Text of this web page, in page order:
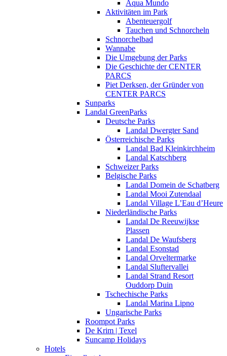
Aqua Mundo
Aktivitäten im Park
Abenteuergolf
Tauchen und Schnorcheln
Schnorchelbad
Wannabe
Die Umgebung der Parks
Die Geschichte der CENTER
PARCS
Piet Derksen, der Gründer von
CENTER PARCS
Sunparks
Landal GreenParks
Deutsche Parks
Landal Dwergter Sand
Österreichische Parks
Landal Bad Kleinkirchheim
Landal Katschberg
Schweizer Parks
Belgische Parks
Landal Domein de Schatberg
Landal Mooi Zutendaal
Landal Village L’Eau d’Heure
Niederländische Parks
Landal De Reeuwijkse
Plassen
Landal De Waufsberg
Landal Esonstad
Landal Orveltermarke
Landal Sluftervallei
Landal Strand Resort
Ouddorp Duin
Tschechische Parks
Landal Marina Lipno
Ungarische Parks
Roompot Parks
De Krim | Texel
Suncamp Holidays
Hotels